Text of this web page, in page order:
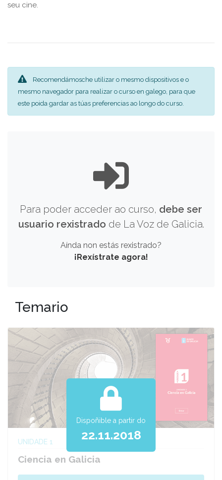
seu cine.
Recomendámosche utilizar o mesmo dispositivos e o
mesmo navegador para realizar o curso en galego, para que
este poida gardar as túas preferencias ao longo do curso.
Para poder acceder ao curso, debe ser
usuario rexistrado de La Voz de Galicia.
Aínda non estás rexistrado?
¡Rexístrate agora!
Temario
UNIDADE 1
Ciencia en Galicia
Dispoñible a partir do
22.11.2018